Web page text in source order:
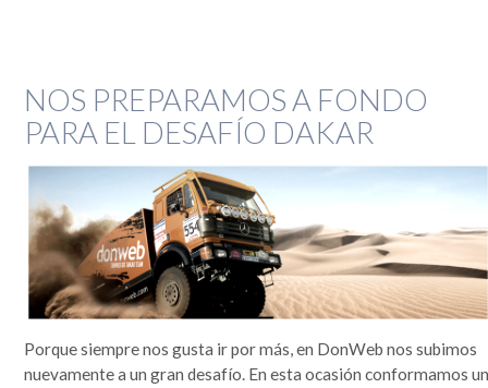
NOS PREPARAMOS A FONDO
PARA EL DESAFÍO DAKAR
Porque siempre nos gusta ir por más, en DonWeb nos subimos
nuevamente a un gran desafío. En esta ocasión conformamos